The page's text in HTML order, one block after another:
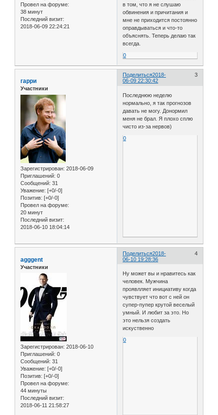
Провел на форуме:
38 минут
Последний визит:
2018-06-09 22:24:21
в том, что я не слушаю
обвинения и причитания и
мне не приходится постоянно
оправдываться и что-то
объяснять. Теперь делаю так
всегда.
0
Поделиться 3
2018-
06-09 22:30:42
гарри
Участники
Зарегистрирован: 2018-06-09
Приглашений: 0
Сообщений: 31
Уважение: [+0/-0]
Позитив: [+0/-0]
Провел на форуме:
20 минут
Последний визит:
2018-06-10 18:04:14
Последнюю неделю
нормально, я так прогнозов
давать не могу. Донормил
меня не брал. Я плохо сплю
чисто из-за нервов)
0
Поделиться 4
2018-
06-10 19:28:36
agggent
Участники
Зарегистрирован: 2018-06-10
Приглашений: 0
Сообщений: 31
Уважение: [+0/-0]
Позитив: [+0/-0]
Провел на форуме:
44 минуты
Последний визит:
2018-06-11 21:58:27
Ну может вы и нравитесь как
человек. Мужчина
проявлляет инициативу когда
чувствует что вот с ней он
супер-пупер крутой веселый
умный. И любит за это. Но
это нельзя создать
искуственно
0